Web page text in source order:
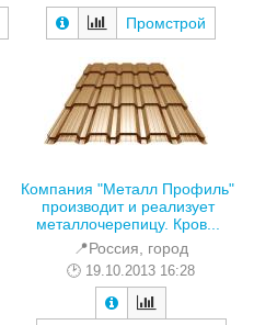
Промстрой
Компания "Металл Профиль"
производит и реализует
металлочерепицу. Кров...
📍Россия, город
19.10.2013 16:28